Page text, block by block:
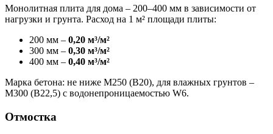
Монолитная плита для дома – 200–400 мм в зависимости от
нагрузки и грунта. Расход на 1 м² площади плиты:
200 мм – 0,20 м³/м²
300 мм – 0,30 м³/м²
400 мм – 0,40 м³/м²
Марка бетона: не ниже М250 (B20), для влажных грунтов –
М300 (B22,5) с водонепроницаемостью W6.
Отмостка